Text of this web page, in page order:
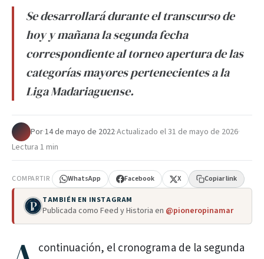
Se desarrollará durante el transcurso de
hoy y mañana la segunda fecha
correspondiente al torneo apertura de las
categorías mayores pertenecientes a la
Liga Madariaguense.
Por·14 de mayo de 2022·Actualizado el31 de mayo de 2026·
Lectura 1 min
COMPARTIR WhatsApp Facebook X Copiar link
TAMBIÉN EN INSTAGRAM
Publicada como Feed y Historia en @pioneropinamar
continuación, el cronograma de la segunda